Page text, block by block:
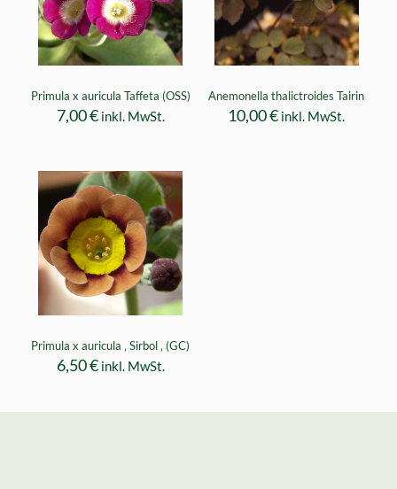
Primula x auricula Taffeta (OSS)
7,00€ inkl. MwSt.
Anemonella thalictroides Tairin
10,00€ inkl. MwSt.
Primula x auricula ‚ Sirbol ‚ (GC)
6,50€ inkl. MwSt.